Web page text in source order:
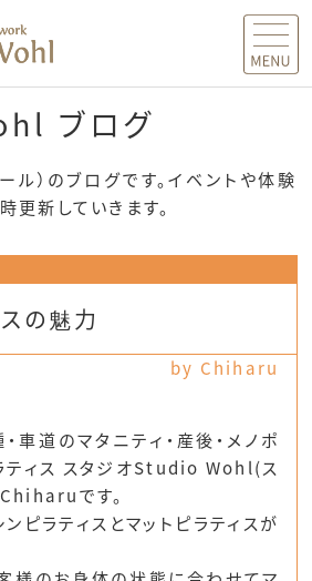
MENU
ブログ
）のブログです。イベントや体験
新していきます。
の魅力
by Chiharu
車道のマタニティ・産後・メノポ
ティス スタジオStudio Wohl(ス
です。
ピラティスとマットピラティスが